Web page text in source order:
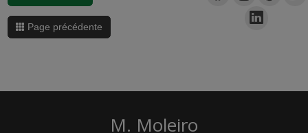
Page précédente
M. Moleiro